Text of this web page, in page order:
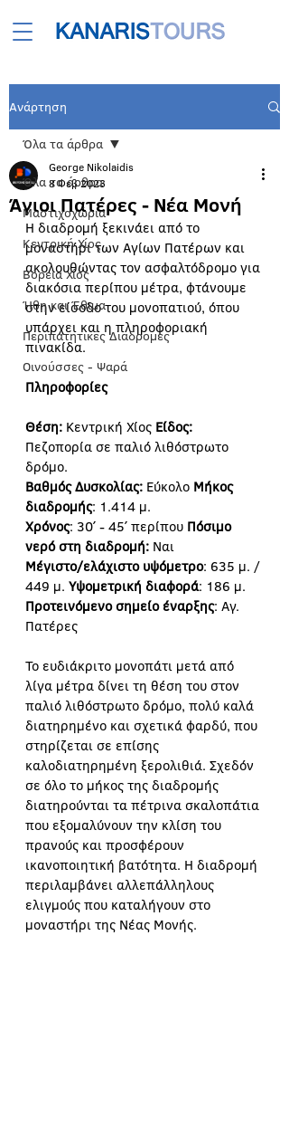
Ανάρτηση
Όλα τα άρθρα
Μαστιχοχώρια
Κεντρική Χίος
Βόρεια Χίος
Ήθη και Έθιμα
Περιπατητικές Διαδρομές
Οινούσσες - Ψαρά
Όλα τα άρθρα
Άγιοι Πατέρες - Νέα Μονή
George Nikolaidis
8 Φεβ 2023
Η διαδρομή ξεκινάει από το
μοναστήρι των Αγίων Πατέρων και
ακολουθώντας τον ασφαλτόδρομο για
διακόσια περίπου μέτρα, φτάνουμε
στην είσοδο του μονοπατιού, όπου
υπάρχει και η πληροφοριακή
πινακίδα.
Πληροφορίες
Θέση: Κεντρική Χίος Είδος:
Πεζοπορία σε παλιό λιθόστρωτο
δρόμο.
Βαθμός Δυσκολίας: Εύκολο Μήκος
διαδρομής: 1.414 μ.
Χρόνος: 30΄ - 45΄ περίπου Πόσιμο
νερό στη διαδρομή: Ναι
Μέγιστο/ελάχιστο υψόμετρο: 635 μ. /
449 μ. Υψομετρική διαφορά: 186 μ.
Προτεινόμενο σημείο έναρξης: Αγ.
Πατέρες
Το ευδιάκριτο μονοπάτι μετά από
λίγα μέτρα δίνει τη θέση του στον
παλιό λιθόστρωτο δρόμο, πολύ καλά
διατηρημένο και σχετικά φαρδύ, που
στηρίζεται σε επίσης
καλοδιατηρημένη ξερολιθιά. Σχεδόν
σε όλο το μήκος της διαδρομής
διατηρούνται τα πέτρινα σκαλοπάτια
που εξομαλύνουν την κλίση του
πρανούς και προσφέρουν
ικανοποιητική βατότητα. Η διαδρομή
περιλαμβάνει αλλεπάλληλους
ελιγμούς που καταλήγουν στο
μοναστήρι της Νέας Μονής.